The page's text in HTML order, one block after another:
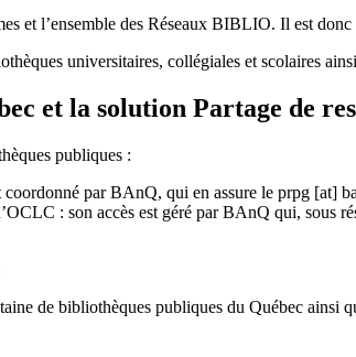
et l’ensemble des Réseaux BIBLIO. Il est donc
universitaires, collégiales et scolaires
et la solution Partage de
publiques :
coordonné par BAnQ, qui en assure le prpg [at]
: son accès est géré par BAnQ qui, sous
de bibliothèques publiques du Québec ainsi